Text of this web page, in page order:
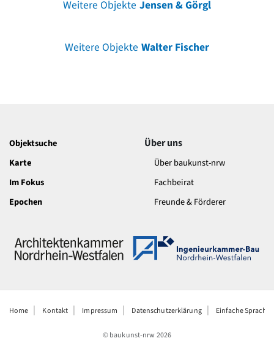
Weitere Objekte Jensen & Görgl
Weitere Objekte Walter Fischer
Objektsuche
Karte
Im Fokus
Epochen
Über uns
Über baukunst-nrw
Fachbeirat
Freunde & Förderer
Home Kontakt Impressum Datenschutzerklärung Einfache Sprache
© baukunst-nrw2026